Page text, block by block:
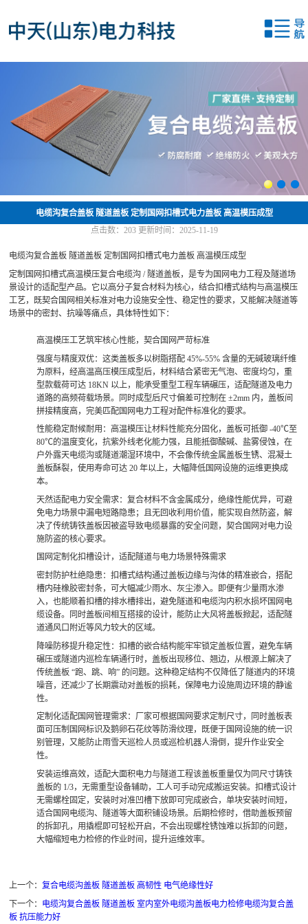
电缆沟复合盖板 隧道盖板 定制国网扣槽式电力盖板 高温模压成型
点击数： 203更新时间：2025-11-19
电缆沟复合盖板 隧道盖板 定制国网扣槽式电力盖板 高温模压成型
定制国网扣槽式高温模压复合电缆沟 / 隧道盖板，是专为国网电力工程及隧道场
景设计的适配型产品。它以高分子复合材料为核心，结合扣槽式结构与高温模压
工艺，既契合国网相关标准对电力设施安全性、稳定性的要求，又能解决隧道等
场景中的密封、抗噪等痛点，具体特性如下：
高温模压工艺筑牢核心性能，契合国网严苛标准
强度与精度双优：这类盖板多以树脂搭配 45%-55% 含量的无碱玻璃纤维
为原料，经高温高压模压成型后，材料结合紧密无气泡、密度均匀，重
型款载荷可达 18KN 以上，能承受重型工程车辆碾压，适配隧道及电力
道路的高频荷载场景。同时成型后尺寸偏差可控制在 ±2mm 内，盖板间
拼接精度高，完美匹配国网电力工程对配件标准化的要求。
性能稳定耐候耐用 ：高温模压让材料性能充分固化，盖板可抵御 -40℃至
80℃的温度变化，抗紫外线老化能力强，且能抵御酸碱、盐雾侵蚀，在
户外露天电缆沟或隧道潮湿环境中，不会像传统金属盖板生锈、混凝土
盖板酥裂，使用寿命可达 20 年以上，大幅降低国网设施的运维更换成
本。
天然适配电力安全需求：复合材料不含金属成分，绝缘性能优异，可避
免电力场景中漏电短路隐患；且无回收利用价值，能实现自然防盗，解
决了传统铸铁盖板因被盗导致电缆暴露的安全问题，契合国网对电力设
施防盗的核心要求。
国网定制化扣槽设计，适配隧道与电力场景特殊需求
密封防护杜绝隐患：扣槽式结构通过盖板边缘与沟体的精准嵌合，搭配
槽内硅橡胶密封条，可大幅减少雨水、灰尘渗入。即便有少量雨水渗
入，也能顺着扣槽的排水槽排出，避免隧道和电缆沟内积水损坏国网电
缆设备。同时盖板间相互搭接的设计，能防止大风将盖板掀起，适配隧
道通风口附近等风力较大的区域。
降噪防移提升稳定性：扣槽的嵌合结构能牢牢锁定盖板位置，避免车辆
碾压或隧道内巡检车辆通行时，盖板出现移位、翘边，从根源上解决了
传统盖板 “跑、跳、响” 的问题。这种稳定结构不仅降低了隧道内的环境
噪音，还减少了长期震动对盖板的损耗，保障电力设施周边环境的静谧
性。
定制化适配国网管理需求：厂家可根据国网要求定制尺寸，同时盖板表
面可压制国网标识及鹅卵石花纹等防滑纹理，既便于国网设施的统一识
别管理，又能防止雨雪天巡检人员或巡检机器人滑倒，提升作业安全
性。
安装运维高效，适配大面积电力与隧道工程该盖板重量仅为同尺寸铸铁
盖板的 1/3，无需重型设备辅助，工人可手动完成搬运安装。扣槽式设计
无需螺栓固定，安装时对准凹槽下放即可完成嵌合，单块安装时间短，
适合国网电缆沟、隧道等大面积铺设场景。后期检修时，借助盖板预留
的拆卸孔，用撬棍即可轻松开启，不会出现螺栓锈蚀难以拆卸的问题，
大幅缩短电力检修的作业时间，提升运维效率。
上一个：复合电缆沟盖板 隧道盖板 高韧性 电气绝缘性好
下一个： 电缆沟复合盖板 隧道盖板 室内室外电缆沟盖板电力检修电缆沟复合盖
板 抗压能力好
新闻中心
应用案例
联系我们